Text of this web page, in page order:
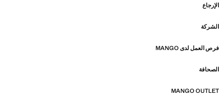
الإرجاع
الشركة
فرص العمل لدى MANGO
الصحافة
MANGO OUTLET